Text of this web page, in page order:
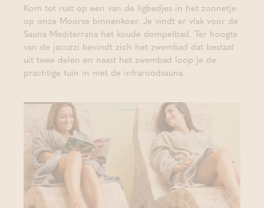
Kom tot rust op een van de ligbedjes in het zonnetje
op onze Moorse binnenkoer. Je vindt er vlak voor de
Sauna Mediterrana het koude dompelbad. Ter hoogte
van de jacuzzi bevindt zich het zwembad dat bestaat
uit twee delen en naast het zwembad loop je de
prachtige tuin in met de infraroodsauna.